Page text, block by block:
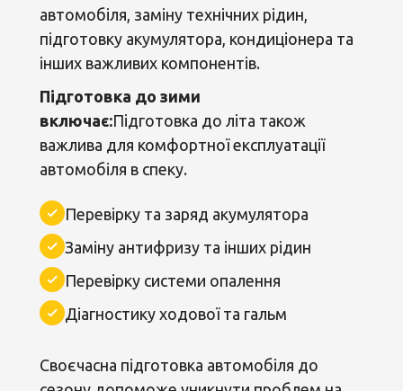
автомобіля, заміну технічних рідин,
підготовку акумулятора, кондиціонера та
інших важливих компонентів.
Підготовка до зими
включає:Підготовка до літа також
важлива для комфортної експлуатації
автомобіля в спеку.
Перевірку та заряд акумулятора
Заміну антифризу та інших рідин
Перевірку системи опалення
Діагностику ходової та гальм
Своєчасна підготовка автомобіля до